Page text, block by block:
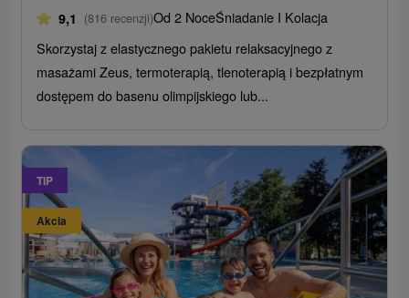
9,1 (816 recenzji)Od 2 NoceŚniadanie I Kolacja
Skorzystaj z elastycznego pakietu relaksacyjnego z
masażami Zeus, termoterapią, tlenoterapią i bezpłatnym
dostępem do basenu olimpijskiego lub...
TIP
Akcia